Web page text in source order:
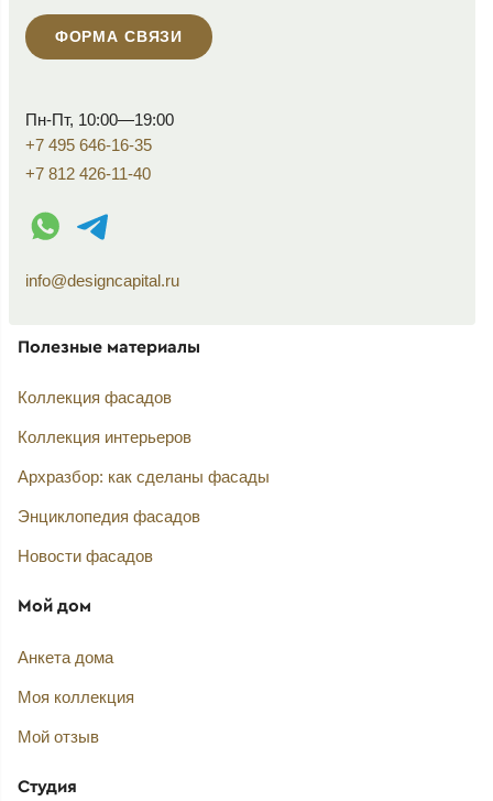
ФОРМА СВЯЗИ
Пн-Пт, 10:00—19:00
+7 495 646-16-35
+7 812 426-11-40
WhatsApp контакт
Telegram контакт
info@designcapital.ru
Полезные материалы
Коллекция фасадов
Коллекция интерьеров
Архразбор: как сделаны фасады
Энциклопедия фасадов
Новости фасадов
Мой дом
Анкета дома
Моя коллекция
Мой отзыв
Студия